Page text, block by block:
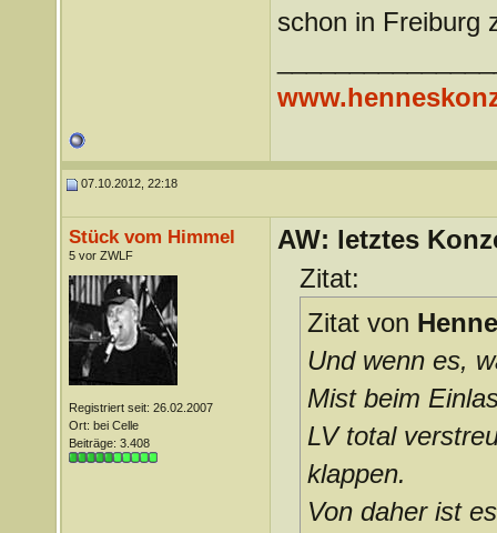
schon in Freiburg
07.10.2012, 22:18
Stück vom Himmel
5 vor ZWLF
Registriert seit: 26.02.2007
Ort: bei Celle
Beiträge: 3.408
AW: letztes
Zitat:
Zitat von
Und wenn es,
Mist beim
LV total
klappen.
Von daher ist